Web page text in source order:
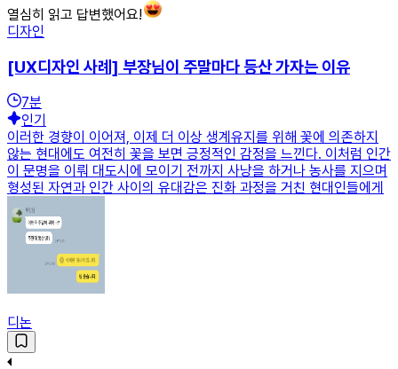
열심히 읽고 답변했어요!
디자인
[UX디자인 사례] 부장님이 주말마다 등산 가자는 이유
7분
인기
이러한 경향이 이어져, 이제 더 이상 생계유지를 위해 꽃에 의존하지
않는 현대에도 여전히 꽃을 보면 긍정적인 감정을 느낀다. 이처럼 인간
이 문명을 이뤄 대도시에 모이기 전까지 사냥을 하거나 농사를 지으며
형성된 자연과 인간 사이의 유대감은 진화 과정을 거친 현대인들에게
디논